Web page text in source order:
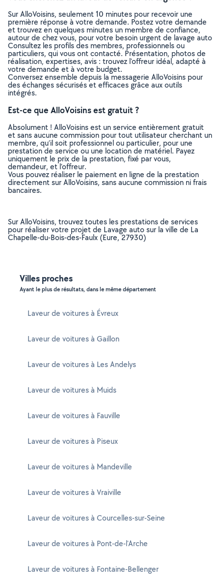
Sur AlloVoisins, seulement 10 minutes pour recevoir une
première réponse à votre demande. Postez votre demande
et trouvez en quelques minutes un membre de confiance,
autour de chez vous, pour votre besoin urgent de lavage auto
Consultez les profils des membres, professionnels ou
particuliers, qui vous ont contacté. Présentation, photos de
réalisation, expertises, avis : trouvez l'offreur idéal, adapté à
votre demande et à votre budget.
Conversez ensemble depuis la messagerie AlloVoisins pour
des échanges sécurisés et efficaces grâce aux outils
intégrés.
Est-ce que AlloVoisins est gratuit ?
Absolument ! AlloVoisins est un service entièrement gratuit
et sans aucune commission pour tout utilisateur cherchant un
membre, qu’il soit professionnel ou particulier, pour une
prestation de service ou une location de matériel. Payez
uniquement le prix de la prestation, fixé par vous,
demandeur, et l’offreur.
Vous pouvez réaliser le paiement en ligne de la prestation
directement sur AlloVoisins, sans aucune commission ni frais
bancaires.
Sur AlloVoisins, trouvez toutes les prestations de services
pour réaliser votre projet de Lavage auto sur la ville de La
Chapelle-du-Bois-des-Faulx (Eure, 27930)
Villes proches
Ayant le plus de résultats, dans le même département
Laveur de voitures à Évreux
Laveur de voitures à Gaillon
Laveur de voitures à Les Andelys
Laveur de voitures à Muids
Laveur de voitures à Fauville
Laveur de voitures à Piseux
Laveur de voitures à Mandeville
Laveur de voitures à Vraiville
Laveur de voitures à Courcelles-sur-Seine
Laveur de voitures à Pont-de-l'Arche
Laveur de voitures à Fontaine-Bellenger